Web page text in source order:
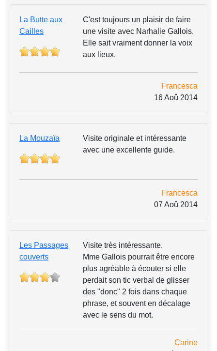
La Butte aux
Cailles
C'est toujours un plaisir de faire
une visite avec Narhalie Gallois.
Elle sait vraiment donner la voix
aux lieux.
Francesca
16 Aoû 2014
La Mouzaïa
Visite originale et intéressante
avec une excellente guide.
Francesca
07 Aoû 2014
Les Passages
couverts
Visite très intéressante.
Mme Gallois pourrait être encore
plus agréable à écouter si elle
perdait son tic verbal de glisser
des "donc" 2 fois dans chaque
phrase, et souvent en décalage
avec le sens du mot.
Carine